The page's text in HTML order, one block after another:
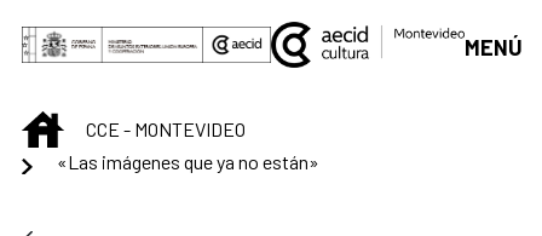
Saltar al contenido principal
MENÚ
INICIOCCE - MONTEVIDEO
«Las imágenes que ya no están»